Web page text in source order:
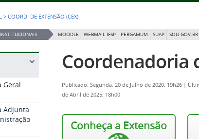
> COORD. DE EXTENSÃO (CEX)
MOODLE WEBMAIL IFSP PERGAMUM SUAP SOU GOV.BR
Geral
Adjunta
Coordenadoria
Publicado: Segunda, 20 de Julho de 2020, 19h26 |
de Abril de 2025, 18h00
Conheça a Extensão